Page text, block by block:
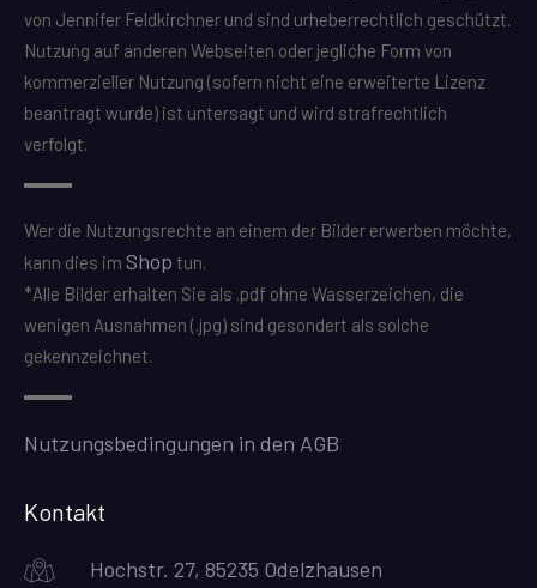
von Jennifer Feldkirchner und sind urheberrechtlich geschützt.
Nutzung auf anderen Webseiten oder jegliche Form von
kommerzieller Nutzung (sofern nicht eine erweiterte Lizenz
beantragt wurde) ist untersagt und wird strafrechtlich
verfolgt.
Wer die Nutzungsrechte an einem der Bilder erwerben möchte,
kann dies im Shop tun.
*Alle Bilder erhalten Sie als .pdf ohne Wasserzeichen, die
wenigen Ausnahmen (.jpg) sind gesondert als solche
gekennzeichnet.
Nutzungsbedingungen in den AGB
Kontakt
Hochstr. 27, 85235 Odelzhausen